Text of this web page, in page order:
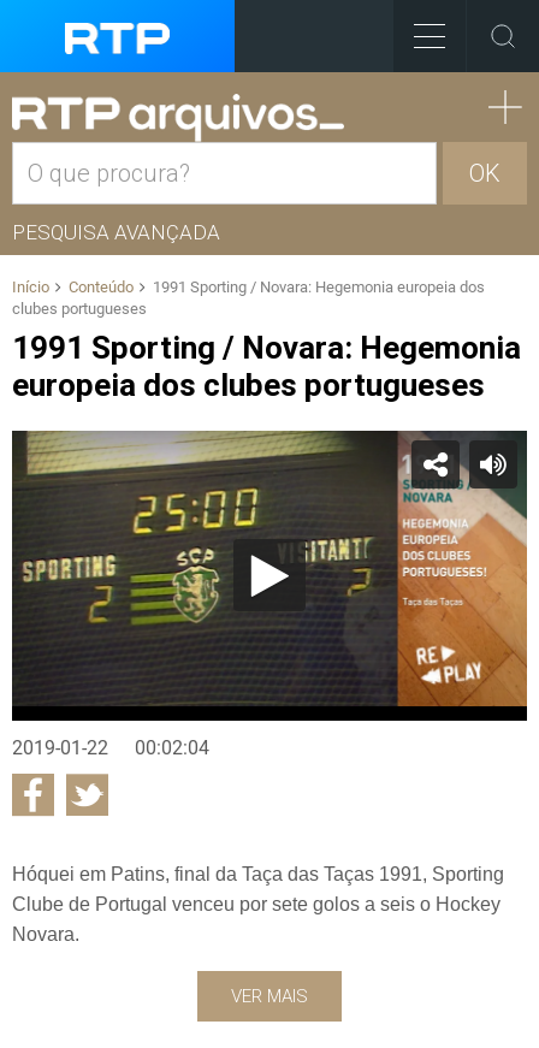
OK
PESQUISA AVANÇADA
Início Conteúdo
1991 Sporting / Novara: Hegemonia europeia dos
clubes portugueses
1991 Sporting / Novara: Hegemonia
europeia dos clubes portugueses
2019-01-22 00:02:04
Hóquei em Patins, final da Taça das Taças 1991, Sporting
Clube de Portugal venceu por sete golos a seis o Hockey
Novara.
VER MAIS